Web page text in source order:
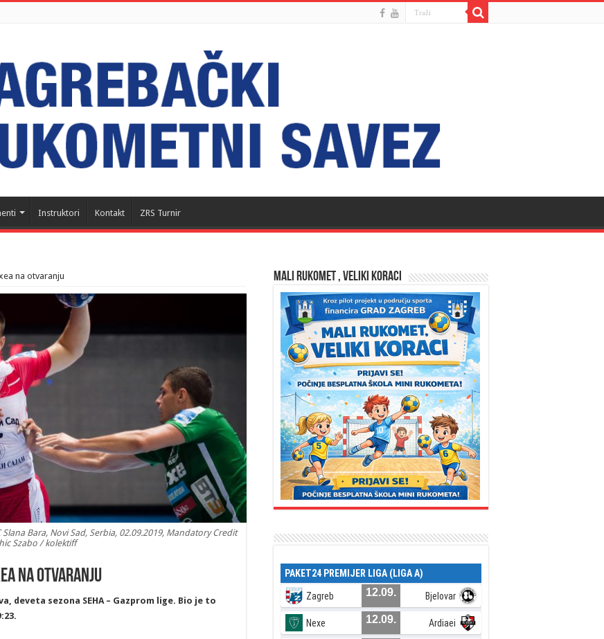
Instruktori Kontakt ZRS Turnir
na otvaranju
Bara, Novi Sad, Serbia, 02.09.2019, Mandatory Credit
Szabo / kolektiff
na otvaranju
deveta sezona SEHA – Gazprom lige. Bio je to
MALI RUKOMET , VELIKI KORACI
PAKET24 PREMIJER LIGA (LIGA A)
Zagreb 12.09. Bjelovar
Nexe 12.09. Ardiaei